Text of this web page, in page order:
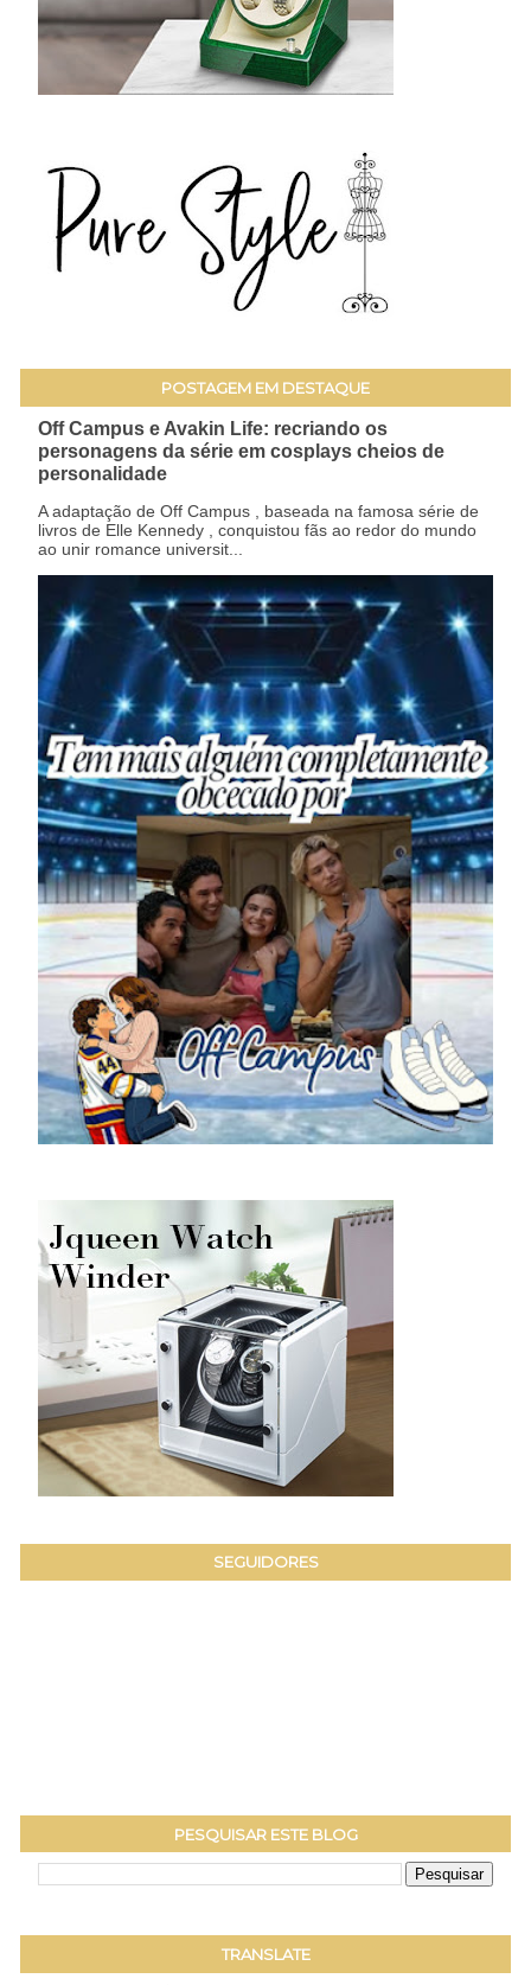
POSTAGEM EM DESTAQUE
Off Campus e Avakin Life: recriando os
personagens da série em cosplays cheios de
personalidade
A adaptação de Off Campus , baseada na famosa série de
livros de Elle Kennedy , conquistou fãs ao redor do mundo
ao unir romance universit...
SEGUIDORES
PESQUISAR ESTE BLOG
TRANSLATE